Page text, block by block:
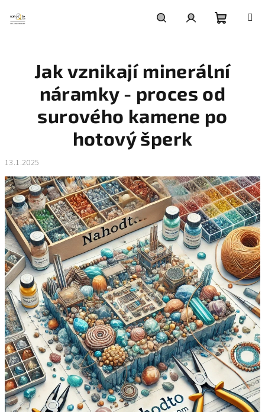
košík
Jak vznikají minerální
náramky - proces od
surového kamene po
hotový šperk
13.1.2025